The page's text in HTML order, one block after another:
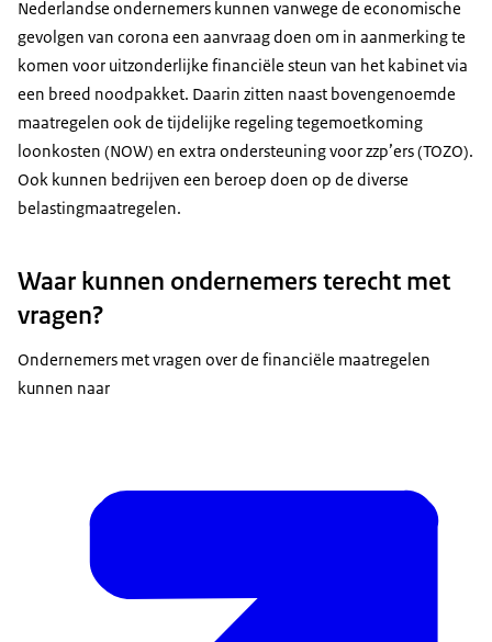
Nederlandse ondernemers kunnen vanwege de economische
gevolgen van corona een aanvraag doen om in aanmerking te
komen voor uitzonderlijke financiële steun van het kabinet via
een breed noodpakket. Daarin zitten naast bovengenoemde
maatregelen ook de tijdelijke regeling tegemoetkoming
loonkosten (NOW) en extra ondersteuning voor zzp’ers (TOZO).
Ook kunnen bedrijven een beroep doen op de diverse
belastingmaatregelen.
Waar kunnen ondernemers terecht met
vragen?
Ondernemers met vragen over de financiële maatregelen
kunnen naar